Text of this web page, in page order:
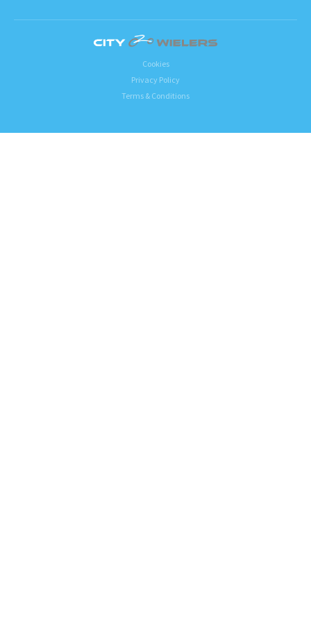
Cookies
Privacy Policy
Terms & Conditions